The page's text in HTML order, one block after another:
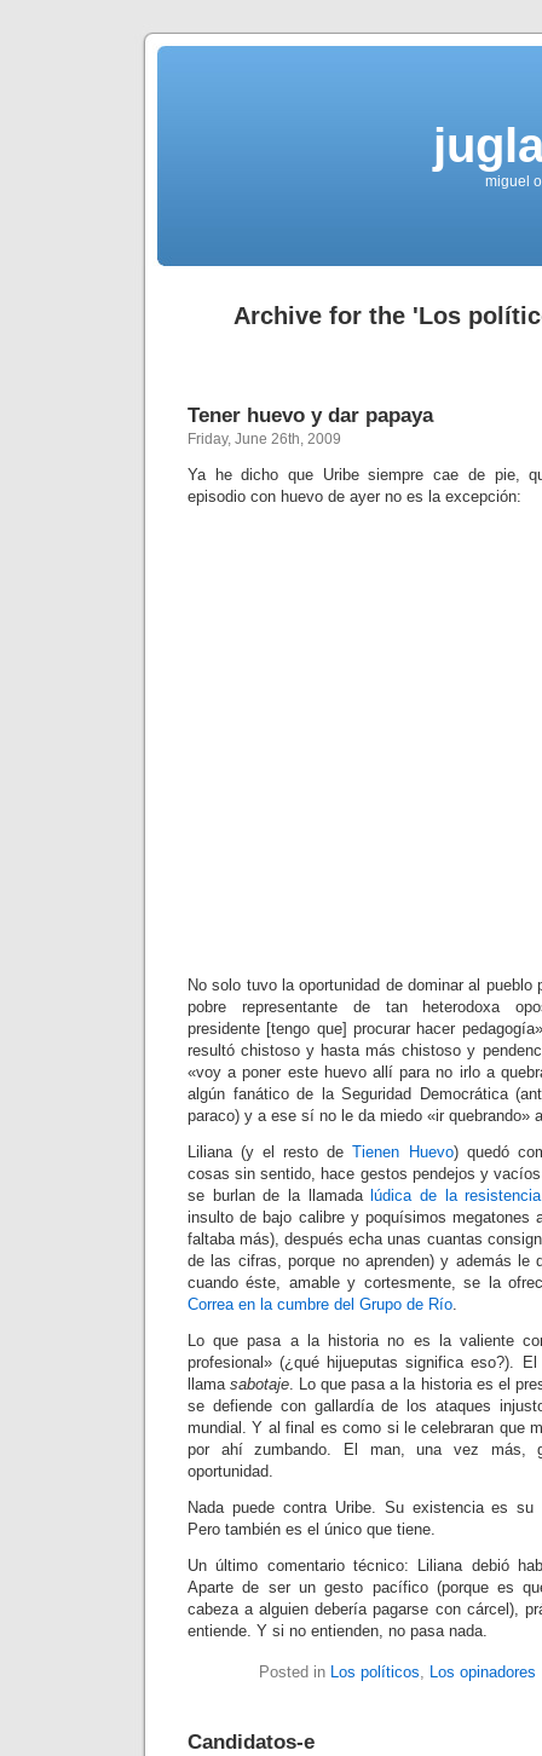
miguel
Archive for the 'Los
Tener huevo y dar papaya
Friday, June 26th, 2009
Ya he dicho que Uribe siempre cae de pie,
episodio con huevo de ayer no es la excepción:
No solo tuvo la oportunidad de dominar al pueblo
pobre representante de tan heterodoxa
presidente [tengo que] procurar hacer
resultó chistoso y hasta más chistoso y
«voy a poner este huevo allí para no irlo a
algún fanático de la Seguridad Democrática
paraco) y a ese sí no le da miedo «ir quebrando»
Liliana (y el resto deTienen Huevo) quedó
cosas sin sentido, hace gestos pendejos y
se burlan de la llamada lúdica de la resistencia
insulto de bajo calibre y poquísimos megatones
faltaba más), después echa unas cuantas
de las cifras, porque no aprenden) y además le
cuando éste, amable y cortesmente, se la
Correa en la cumbre del Grupo de Río.
Lo que pasa a la historia no es la valiente
profesional» (¿qué hijueputas significa eso?).
llamasabotaje. Lo que pasa a la historia es el
se defiende con gallardía de los ataques
mundial. Y al final es como si le celebraran que
por ahí zumbando. El man, una vez más,
oportunidad.
Nada puede contra Uribe. Su existencia es su
Pero también es el único que tiene.
Un último comentario técnico: Liliana debió
Aparte de ser un gesto pacífico (porque es
cabeza a alguien debería pagarse con cárcel),
entiende. Y si no entienden, no pasa nada.
Posted in Los políticos, Los opinadores
Candidatos-e